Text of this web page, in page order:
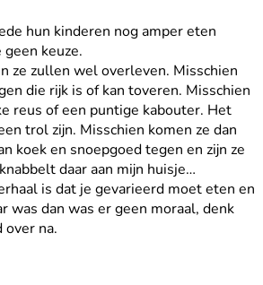
hun kinderen nog amper eten
keuze.
ze zullen wel overleven. Misschien
die rijk is of kan toveren. Misschien
reus of een puntige kabouter. Het
trol zijn. Misschien komen ze dan
koek en snoepgoed tegen en zijn ze
daar aan mijn huisje…
is dat je gevarieerd moet eten en
was dan was er geen moraal, denk
over na.